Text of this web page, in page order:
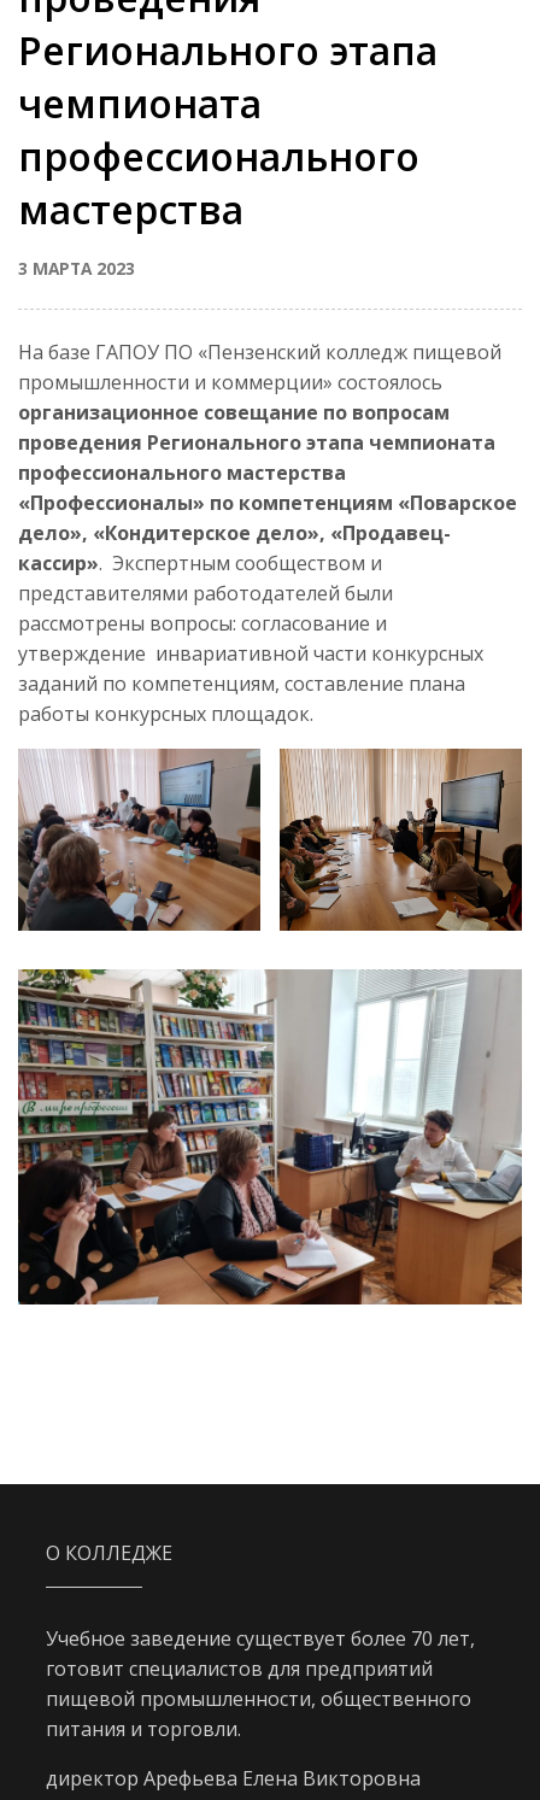
Регионального этапа
чемпионата
профессионального
мастерства
3 МАРТА 2023
На базе ГАПОУ ПО «Пензенский колледж пищевой
промышленности и коммерции» состоялось
организационное совещание по вопросам
проведения Регионального этапа чемпионата
профессионального мастерства
«Профессионалы» по компетенциям «Поварское
дело», «Кондитерское дело», «Продавец-
кассир». Экспертным сообществом и
представителями работодателей были
рассмотрены вопросы: согласование и
утверждение инвариативной части конкурсных
заданий по компетенциям, составление плана
работы конкурсных площадок.
О КОЛЛЕДЖЕ
Учебное заведение существует более 70 лет,
готовит специалистов для предприятий
пищевой промышленности, общественного
питания и торговли.
директор Арефьева Елена Викторовна